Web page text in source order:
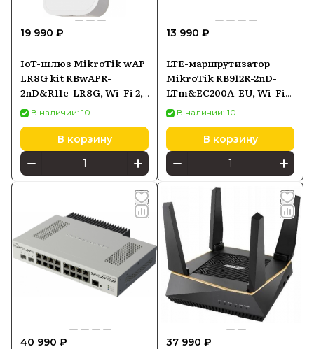
19 990 ₽
IoT-шлюз MikroTik wAP
LR8G kit RBwAPR-
2nD&R11e-LR8G, Wi-Fi 2,4
ГГц, LoRa, PoE-in
В наличии: 10
В корзину
13 990 ₽
LTE-маршрутизатор
MikroTik RB912R-2nD-
LTm&EC200A-EU, Wi-Fi
2,4 ГГц 802.11n, LTE Cat1,
10/100 Ethernet, PoE-in
В наличии: 10
В корзину
40 990 ₽ 37 990 ₽